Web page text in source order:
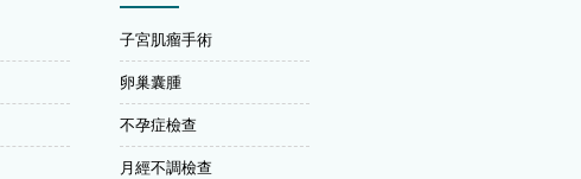
子宮肌瘤手術
卵巢囊腫
不孕症檢查
月經不調檢查